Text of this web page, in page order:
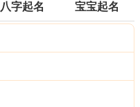
八字起名 宝宝起名